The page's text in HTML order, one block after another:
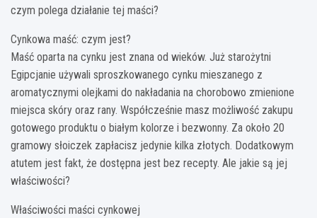
czym polega działanie tej maści?
Cynkowa maść: czym jest?
Maść oparta na cynku jest znana od wieków. Już starożytni
Egipcjanie używali sproszkowanego cynku mieszanego z
aromatycznymi olejkami do nakładania na chorobowo zmienione
miejsca skóry oraz rany. Współcześnie masz możliwość zakupu
gotowego produktu o białym kolorze i bezwonny. Za około 20
gramowy słoiczek zapłacisz jedynie kilka złotych. Dodatkowym
atutem jest fakt, że dostępna jest bez recepty. Ale jakie są jej
właściwości?
Właściwości maści cynkowej